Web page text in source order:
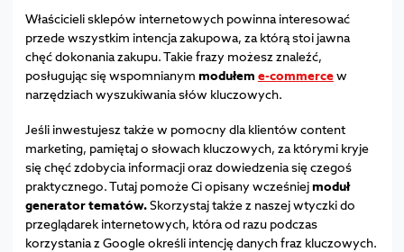
Właścicieli sklepów internetowych powinna interesować
przede wszystkim intencja zakupowa, za którą stoi jawna
chęć dokonania zakupu. Takie frazy możesz znaleźć,
posługując się wspomnianym modułem e-commercew
narzędziach wyszukiwania słów kluczowych.
Jeśli inwestujesz także w pomocny dla klientów content
marketing, pamiętaj o słowach kluczowych, za którymi kryje
się chęć zdobycia informacji oraz dowiedzenia się czegoś
praktycznego. Tutaj pomoże Ci opisany wcześniejmoduł
generator tematów.Skorzystaj także z naszej wtyczki do
przeglądarek internetowych, która od razu podczas
korzystania z Google określi intencję danych fraz kluczowych.